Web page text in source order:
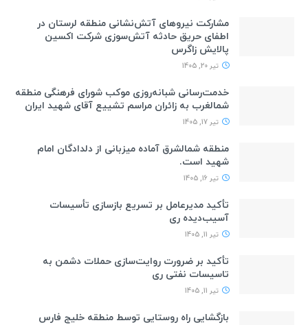
مشارکت نیروهای آتش‌نشانی منطقه لرستان در
اطفای حریق حادثه آتش‌سوزی شرکت اکسین
پالایش زاگرس
تیر 20, 1405
خدمت‌رسانی شبانه‌روزی موکب شورای فرهنگی منطقه
شمالغرب به زائران مراسم تشییع آقای شهید ایران
تیر 17, 1405
منطقه شمالشرق آماده میزبانی از دلدادگان امام
شهید است.
تیر 16, 1405
تأکید مدیرعامل بر تسریع بازسازی تأسیسات
آسیب‌دیده ری
تیر 11, 1405
تأکید بر ضرورت روایت‌سازی حملات دشمن به
تاسیسات نفتی ری
تیر 11, 1405
بازگشایی راه روستایی توسط منطقه خلیج فارس